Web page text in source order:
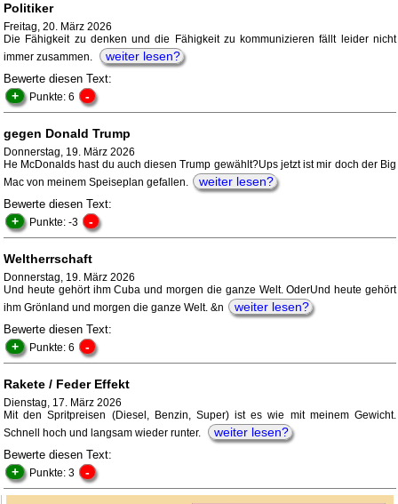
Politiker
Freitag, 20. März 2026
Die Fähigkeit zu denken und die Fähigkeit zu kommunizieren fällt leider nicht
immer zusammen.
weiter lesen?
Bewerte diesen Text:
+ Punkte: 6 -
gegen Donald Trump
Donnerstag, 19. März 2026
He McDonalds hast du auch diesen Trump gewählt?Ups jetzt ist mir doch der Big
Mac von meinem Speiseplan gefallen.
weiter lesen?
Bewerte diesen Text:
+ Punkte: -3 -
Weltherrschaft
Donnerstag, 19. März 2026
Und heute gehört ihm Cuba und morgen die ganze Welt. OderUnd heute gehört
ihm Grönland und morgen die ganze Welt. &n
weiter lesen?
Bewerte diesen Text:
+ Punkte: 6 -
Rakete / Feder Effekt
Dienstag, 17. März 2026
Mit den Spritpreisen (Diesel, Benzin, Super) ist es wie mit meinem Gewicht.
Schnell hoch und langsam wieder runter.
weiter lesen?
Bewerte diesen Text:
+ Punkte: 3 -